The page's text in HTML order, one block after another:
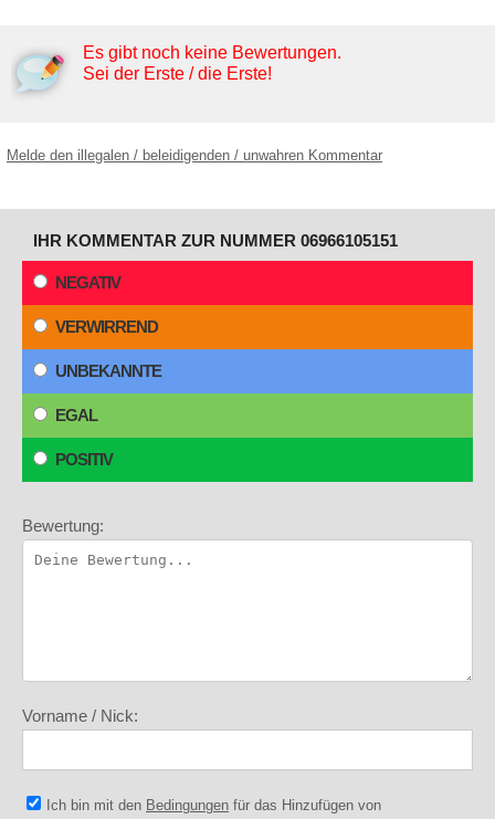
Es gibt noch keine Bewertungen.
Sei der Erste / die Erste!
Melde den illegalen / beleidigenden / unwahren Kommentar
IHR KOMMENTAR ZUR NUMMER 06966105151
NEGATIV
VERWIRREND
UNBEKANNTE
EGAL
POSITIV
Bewertung:
Vorname / Nick:
Ich bin mit den Bedingungen für das Hinzufügen von